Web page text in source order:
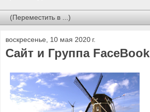
воскресенье, 10 мая 2020 г.
Сайт и Группа FaceBook